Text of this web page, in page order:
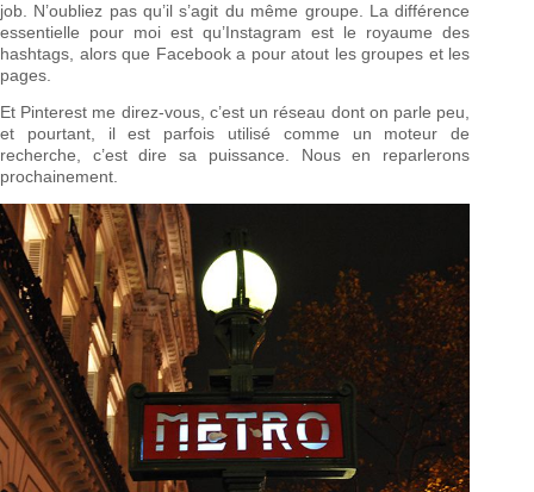
job. N’oubliez pas qu’il s’agit du même groupe. La différence
essentielle pour moi est qu’Instagram est le royaume des
hashtags, alors que Facebook a pour atout les groupes et les
pages.
Et Pinterest me direz-vous, c’est un réseau dont on parle peu,
et pourtant, il est parfois utilisé comme un moteur de
recherche, c’est dire sa puissance. Nous en reparlerons
prochainement.